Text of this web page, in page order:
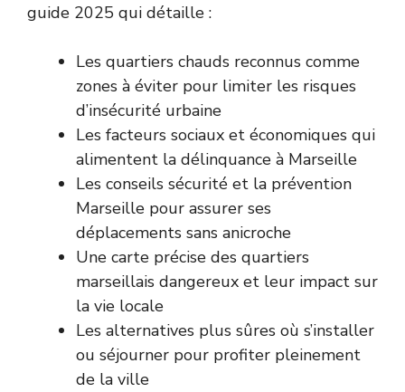
guide 2025 qui détaille :
Les quartiers chauds reconnus comme
zones à éviter pour limiter les risques
d’insécurité urbaine
Les facteurs sociaux et économiques qui
alimentent la délinquance à Marseille
Les conseils sécurité et la prévention
Marseille pour assurer ses
déplacements sans anicroche
Une carte précise des quartiers
marseillais dangereux et leur impact sur
la vie locale
Les alternatives plus sûres où s’installer
ou séjourner pour profiter pleinement
de la ville